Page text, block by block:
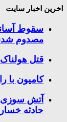
اخرین اخبار سایت
مصدوم
قتل
کامیون با
آتش سوزی
حادثه